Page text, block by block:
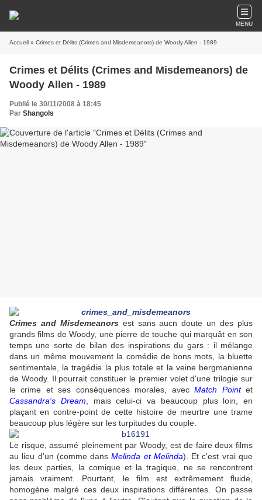
MENU
Accueil » Crimes et Délits (Crimes and Misdemeanors) de Woody Allen - 1989
Crimes et Délits (Crimes and Misdemeanors) de
Woody Allen - 1989
Publié le 30/11/2008 à 18:45
Par Shangols
Crimes and Misdemeanorsest sans aucn doute un des plus
grands films de Woody, une pierre de touche qui marquât en son
temps une sorte de bilan des inspirations du gars : il mélange
dans un même mouvement la comédie de bons mots, la bluette
sentimentale, la tragédie la plus totale et la veine bergmanienne
de Woody. Il pourrait constituer le premier volet d'une trilogie sur
le crime et ses conséquences morales, avecMatch Pointet
Cassandra's Dream , mais celui-ci va beaucoup plus loin, en
plaçant en contre-point de cette histoire de meurtre une trame
beaucoup plus légère sur les turpitudes du couple.
Le risque, assumé pleinement par Woody, est de faire deux films
au lieu d'un (comme dansMelinda et Melinda). Et c'est vrai que
les deux parties, la comique et la tragique, ne se rencontrent
jamais vraiment. Pourtant, le film est extrêmement fluide,
homogène malgré ces deux inspirations différentes. On passe